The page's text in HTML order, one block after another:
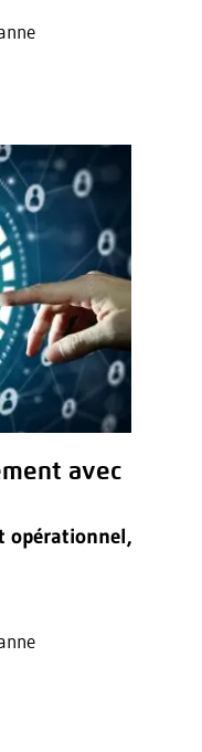
avec
opérationnel,